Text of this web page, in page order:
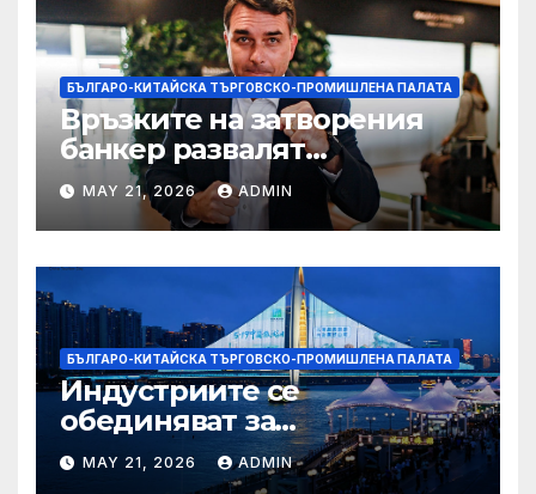
БЪЛГАРО-КИТАЙСКА ТЪРГОВСКО-ПРОМИШЛЕНА ПАЛАТА
Връзките на затворения
банкер развалят
надеждите на Флавио
Болсонаро за президент на
Бразилия
MAY 21, 2026 ADMIN
БЪЛГАРО-КИТАЙСКА ТЪРГОВСКО-ПРОМИШЛЕНА ПАЛАТА
Индустриите се
обединяват за
висококачествен растеж на
културния и
MAY 21, 2026 ADMIN